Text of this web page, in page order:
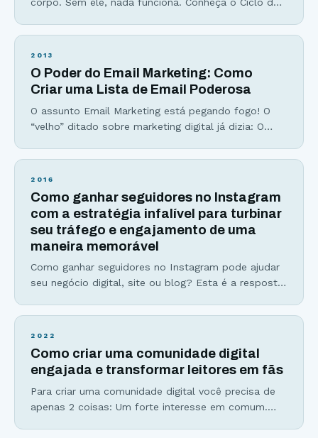
dias, horas, minutos e segundos de sua vida
e fixa sua atenção nas
2013
O Poder do Email Marketing: Como
Criar uma Lista de Email Poderosa
O assunto Email Marketing está pegando fogo! O
“velho” ditado sobre marketing digital já dizia: O
você não captura emails para a sua lista de email,
do
2016
Como ganhar seguidores no Instagram
com a estratégia infalível para turbinar
seu tráfego e engajamento de uma
maneira memorável
Como ganhar seguidores no Instagram pode ajudar
seu negócio digital, site ou blog? Esta é a resposta
querendo descobrir! Muito por que os números do
de usuários, passando à frente do Twitter. As
2022
Como criar uma comunidade digital
engajada e transformar leitores em fãs
Para criar uma comunidade digital você precisa de
apenas 2 coisas: Um forte interesse em comum.